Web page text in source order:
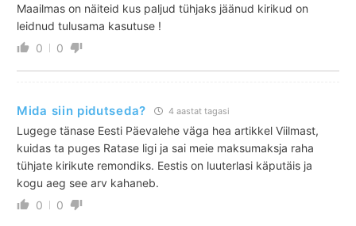
Maailmas on näiteid kus paljud tühjaks jäänud kirikud on
leidnud tulusama kasutuse !
0
0
Mida siin pidutseda? 4 aastat tagasi
Lugege tänase Eesti Päevalehe väga hea artikkel Viilmast,
kuidas ta puges Ratase ligi ja sai meie maksumaksja raha
tühjate kirikute remondiks. Eestis on luuterlasi käputäis ja
kogu aeg see arv kahaneb.
0
0